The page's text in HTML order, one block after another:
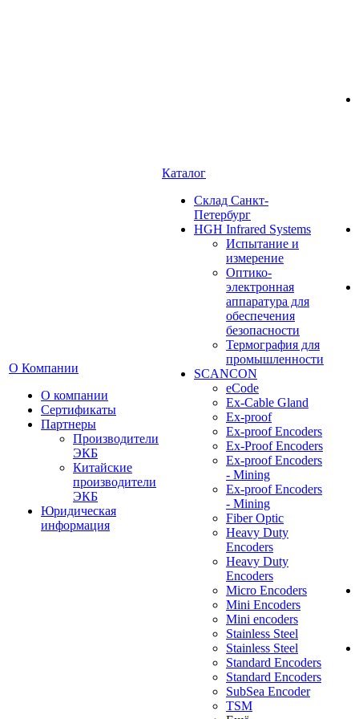
О Компании
О компании
Сертификаты
Партнеры
Производители
ЭКБ
Китайские
производители
ЭКБ
Юридическая
информация
Каталог
Cклад Санкт-
Петербург
HGH Infrared Systems
Испытание и
измерение
Оптико-
электронная
аппаратура для
обеспечения
безопасности
Термография для
промышленности
SCANCON
eCode
Ex-Cable Gland
Ex-proof
Ex-proof Encoders
Ex-Proof Encoders
Ex-proof Encoders
- Mining
Ex-proof Encoders
- Mining
Fiber Optic
Heavy Duty
Encoders
Heavy Duty
Encoders
Micro Encoders
Mini Encoders
Mini encoders
Stainless Steel
Stainless Steel
Standard Encoders
Standard Encoders
SubSea Encoder
TSM